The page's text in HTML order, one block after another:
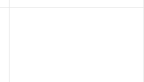
rozpoznatelných stylistických